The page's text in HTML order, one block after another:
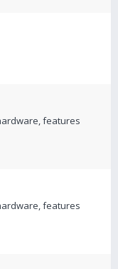
features
features